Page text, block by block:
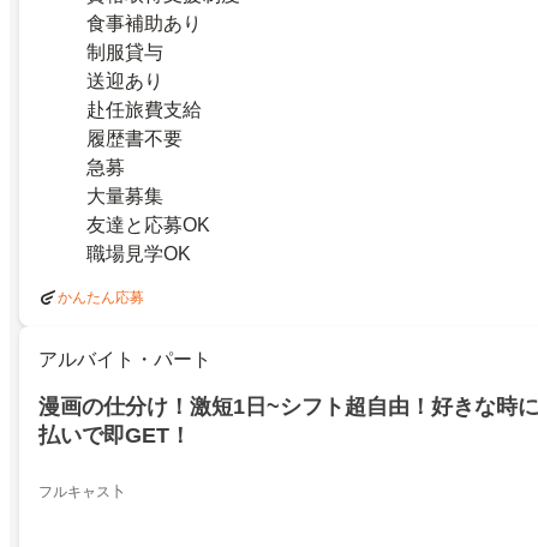
食事補助あり
制服貸与
送迎あり
赴任旅費支給
履歴書不要
急募
大量募集
友達と応募OK
職場見学OK
かんたん応募
アルバイト・パート
漫画の仕分け！激短1日~シフト超自由！好きな時
払いで即GET！
フルキャス卜